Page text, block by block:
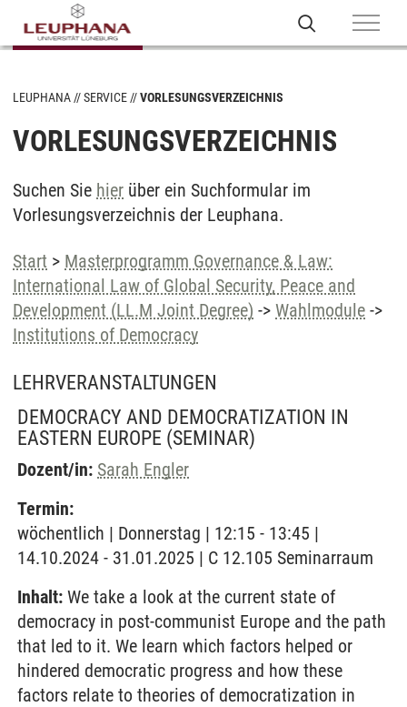
LEUPHANA SERVICE VORLESUNGSVERZEICHNIS
VORLESUNGSVERZEICHNIS
Suchen Sie hier über ein Suchformular im
Vorlesungsverzeichnis der Leuphana.
Start > Masterprogramm Governance & Law:
International Law of Global Security, Peace and
Development (LL.M Joint Degree) -> Wahlmodule ->
Institutions of Democracy
LEHRVERANSTALTUNGEN
DEMOCRACY AND DEMOCRATIZATION IN
EASTERN EUROPE (SEMINAR)
Dozent/in: Sarah Engler
Termin:
wöchentlich | Donnerstag | 12:15 - 13:45 |
14.10.2024 - 31.01.2025 | C 12.105 Seminarraum
Inhalt: We take a look at the current state of
democracy in post-communist Europe and the path
that led to it. We learn which factors helped or
hindered democratic progress and how these
factors relate to theories of democratization in